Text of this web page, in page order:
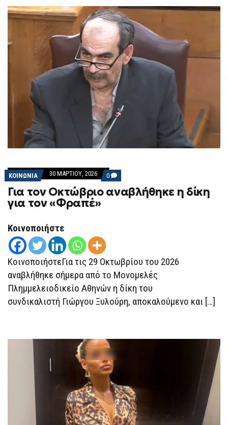
ΚΟΙΝΩΝΙΑ 30 ΜΑΡΤΊΟΥ, 2026 0 COMMENTS
ON
ΓΙΑ
ΤΟΝ
Για τον Οκτώβριο αναβλήθηκε η δίκη
για τον «Φραπέ»
Κοινοποιήστε
ΚοινοποιήστεΓια τις 29 Οκτωβρίου του 2026
αναβλήθηκε σήμερα από το Μονομελές
Πλημμελειοδικείο Αθηνών η δίκη του
συνδικαλιστή Γιώργου Ξυλούρη, αποκαλούμενο και […]